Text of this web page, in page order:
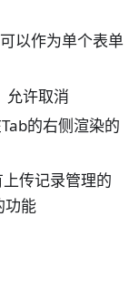
以作为单个表单
允许取消
的右侧渲染的
传记录管理的
功能